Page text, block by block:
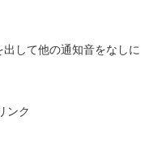
して他の通知音をなしに
ンク